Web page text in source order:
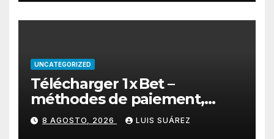
UNCATEGORIZED
Télécharger 1 x Bet –
méthodes de paiement,
retraits rapides et bonus de
bienvenue
8 AGOSTO, 2026 LUIS SUÁREZ